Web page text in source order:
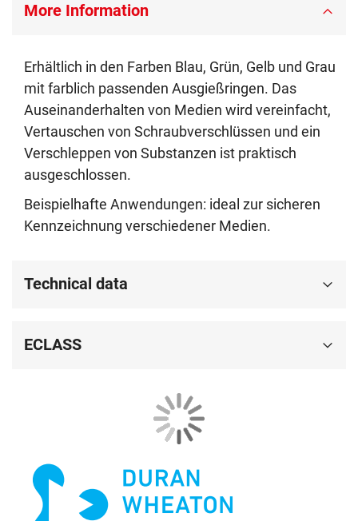
More Information
Erhältlich in den Farben Blau, Grün, Gelb und Grau
mit farblich passenden Ausgießringen. Das
Auseinanderhalten von Medien wird vereinfacht,
Vertauschen von Schraubverschlüssen und ein
Verschleppen von Substanzen ist praktisch
ausgeschlossen.
Beispielhafte Anwendungen: ideal zur sicheren
Kennzeichnung verschiedener Medien.
Technical data
ECLASS